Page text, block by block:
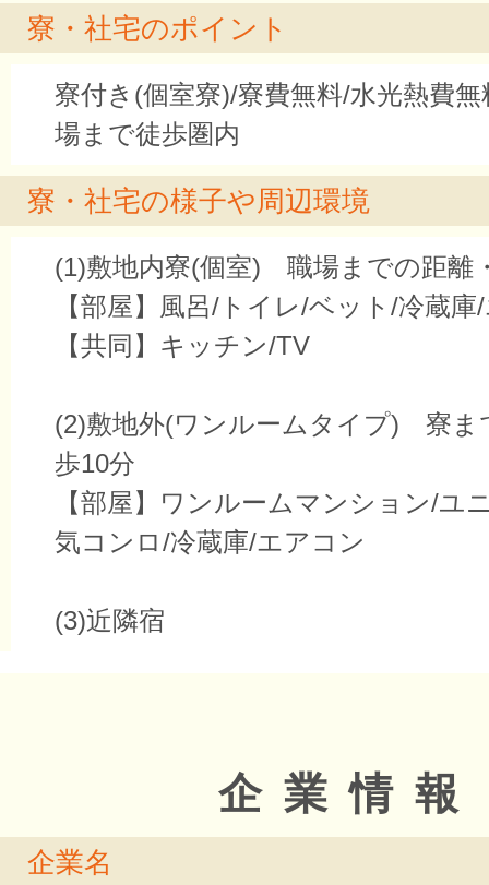
寮・社宅のポイント
寮付き(個室寮)/寮費無料/水光熱費
場まで徒歩圏内
寮・社宅の様子や周辺環境
(1)敷地内寮(個室) 職場までの距離
【部屋】風呂/トイレ/ベット/冷蔵
【共同】キッチン/TV
(2)敷地外(ワンルームタイプ) 寮ま
歩10分
【部屋】ワンルームマンション/ユ
気コンロ/冷蔵庫/エアコン
(3)近隣宿
企業情報
企業名